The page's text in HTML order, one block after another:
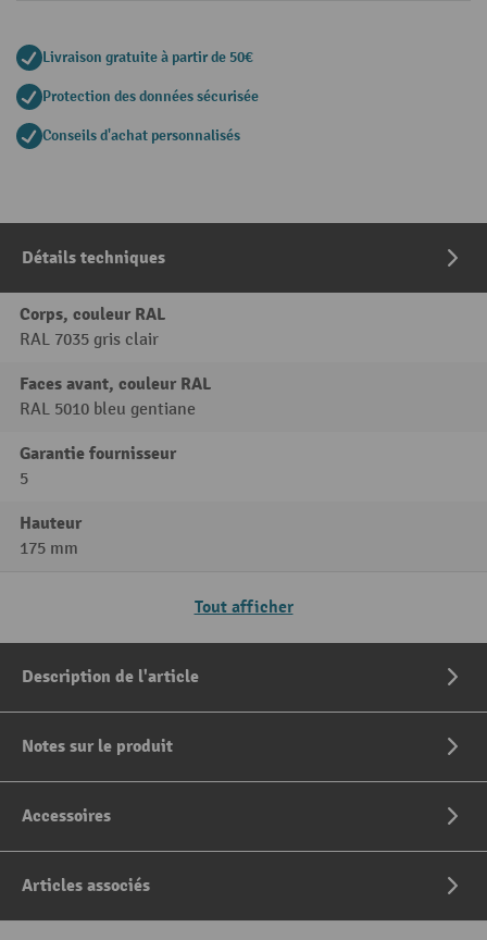
Livraison gratuite à partir de 50€
Protection des données sécurisée
Conseils d'achat personnalisés
Détails techniques
Corps, couleur RAL
RAL 7035 gris clair
Faces avant, couleur RAL
RAL 5010 bleu gentiane
Garantie fournisseur
5
Hauteur
175 mm
Tout afficher
Description de l'article
Notes sur le produit
Accessoires
Articles associés